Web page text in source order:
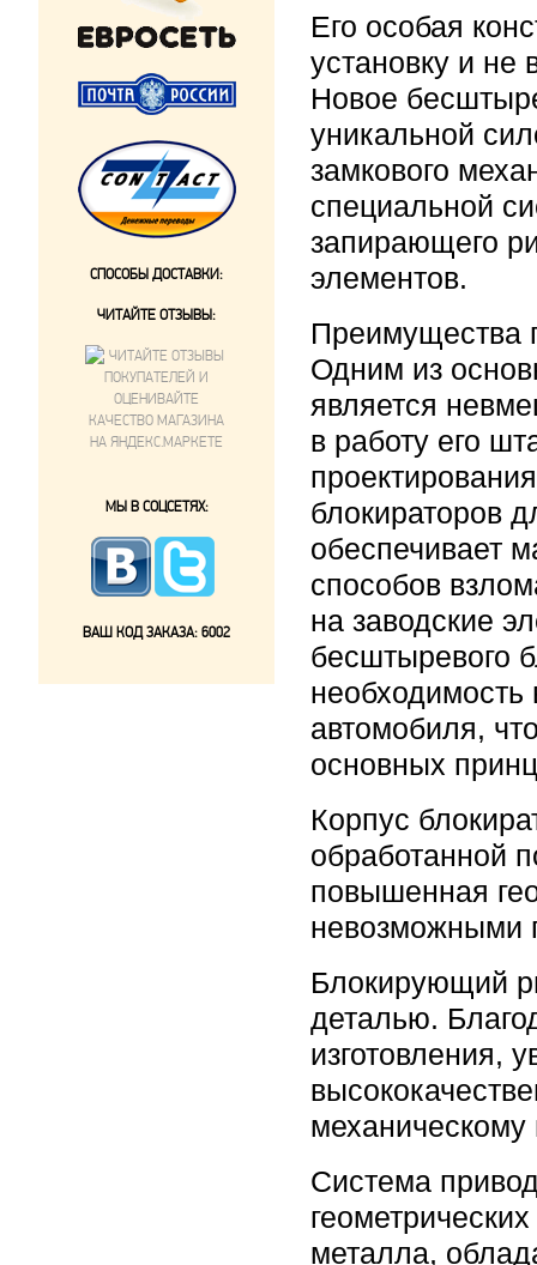
Его особая
установку и не
Новое
уникальной
замкового
специальной
запирающего
элементов.
Преимущества
Одним из
является
в работу его
блокираторов
обеспечивает
способов
на заводские
бесштыревого
необходимость
автомобиля,
основных
Корпус
обработанной
повышенная
невозможными
Блокирующий
деталью.
изготовления,
механическому
Система
металла,
СПОСОБЫ ДОСТАВКИ:
ЧИТАЙТЕ ОТЗЫВЫ:
МЫ В СОЦСЕТЯХ:
ВАШ КОД ЗАКАЗА: 6002